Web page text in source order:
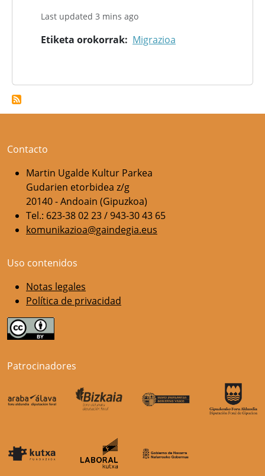
Last updated 3 mins ago
Etiketa orokorrak Migrazioa
Contacto
Martin Ugalde Kultur Parkea
Gudarien etorbidea z/g
20140 - Andoain (Gipuzkoa)
Tel.: 623-38 02 23 / 943-30 43 65
komunikazioa@gaindegia.eus
Uso contenidos
Notas legales
Política de privacidad
Patrocinadores